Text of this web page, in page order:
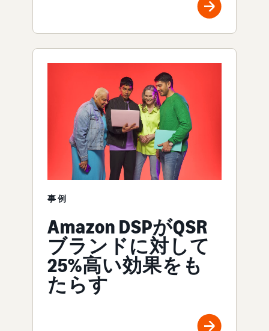
事例
Amazon DSPがQSR
ブランドに対して
25%高い効果をも
たらす